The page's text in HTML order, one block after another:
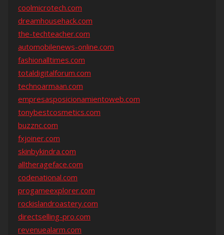
coolmicrotech.com
dreamhousehack.com
the-techteacher.com
automobilenews-online.com
fashionalltimes.com
totaldigitalforum.com
technoarmaan.com
empresasposicionamientoweb.com
tonybestcosmetics.com
buzznc.com
fxjoiner.com
skinbykindra.com
alltherageface.com
codenational.com
progameexplorer.com
rockislandroastery.com
directselling-pro.com
revenuealarm.com